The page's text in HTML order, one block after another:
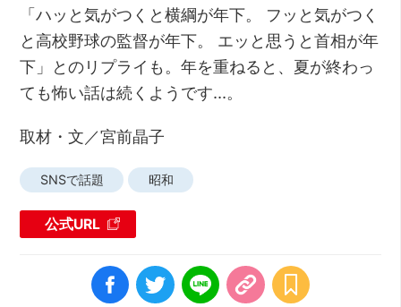
「ハッと気がつくと横綱が年下。 フッと気がつく
と高校野球の監督が年下。 エッと思うと首相が年
下」とのリプライも。年を重ねると、夏が終わっ
ても怖い話は続くようです…。
取材・文／宮前晶子
SNSで話題 昭和
公式URL